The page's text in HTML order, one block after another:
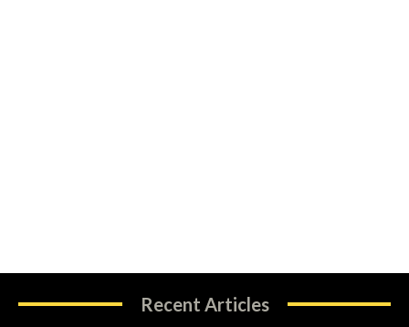
Recent Articles